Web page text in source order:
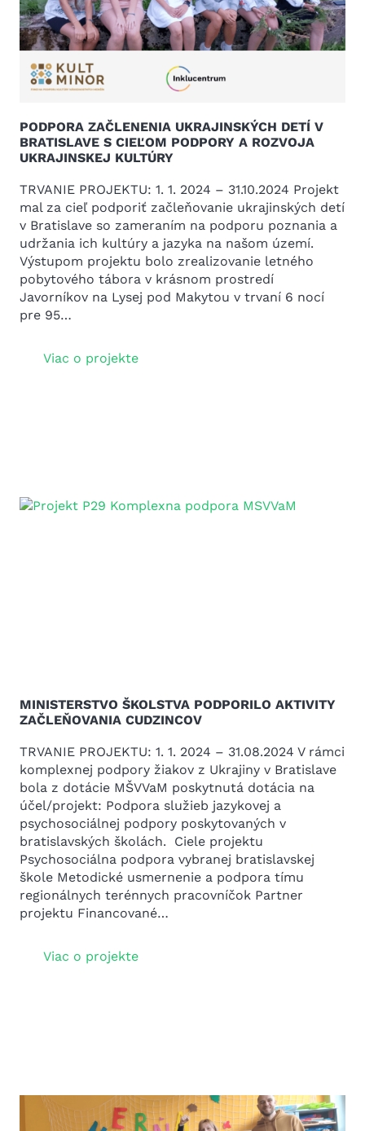
PODPORA ZAČLENENIA UKRAJINSKÝCH DETÍ V
BRATISLAVE S CIEĽOM PODPORY A ROZVOJA
UKRAJINSKEJ KULTÚRY
TRVANIE PROJEKTU: 1. 1. 2024 – 31.10.2024 Projekt
mal za cieľ podporiť začleňovanie ukrajinských detí
v Bratislave so zameraním na podporu poznania a
udržania ich kultúry a jazyka na našom území.
Výstupom projektu bolo zrealizovanie letného
pobytového tábora v krásnom prostredí
Javorníkov na Lysej pod Makytou v trvaní 6 nocí
pre 95…
Viac o projekte
MINISTERSTVO ŠKOLSTVA PODPORILO AKTIVITY
ZAČLEŇOVANIA CUDZINCOV
TRVANIE PROJEKTU: 1. 1. 2024 – 31.08.2024 V rámci
komplexnej podpory žiakov z Ukrajiny v Bratislave
bola z dotácie MŠVVaM poskytnutá dotácia na
účel/projekt: Podpora služieb jazykovej a
psychosociálnej podpory poskytovaných v
bratislavských školách. Ciele projektu
Psychosociálna podpora vybranej bratislavskej
škole Metodické usmernenie a podpora tímu
regionálnych terénnych pracovníčok Partner
projektu Financované…
Viac o projekte